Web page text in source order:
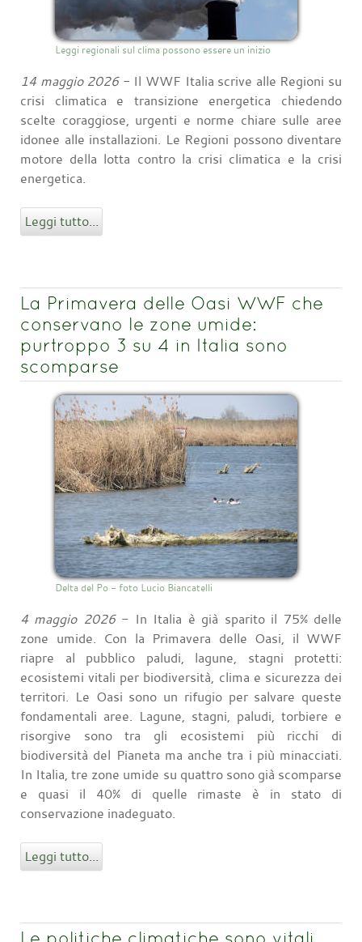
Leggi regionali sul clima possono essere un inizio
14 maggio 2026- Il WWF Italia scrive alle Regioni su
crisi climatica e transizione energetica chiedendo
scelte coraggiose, urgenti e norme chiare sulle aree
idonee alle installazioni. Le Regioni possono diventare
motore della lotta contro la crisi climatica e la crisi
energetica.
Leggi tutto...
La Primavera delle Oasi WWF che
conservano le zone umide:
purtroppo 3 su 4 in Italia sono
scomparse
Delta del Po - foto Lucio Biancatelli
4 maggio 2026- In Italia è già sparito il 75% delle
zone umide. Con la Primavera delle Oasi, il WWF
riapre al pubblico paludi, lagune, stagni protetti:
ecosistemi vitali per biodiversità, clima e sicurezza dei
territori. Le Oasi sono un rifugio per salvare queste
fondamentali aree. Lagune, stagni, paludi, torbiere e
risorgive sono tra gli ecosistemi più ricchi di
biodiversità del Pianeta ma anche tra i più minacciati.
In Italia, tre zone umide su quattro sono già scomparse
e quasi il 40% di quelle rimaste è in stato di
conservazione inadeguato.
Leggi tutto...